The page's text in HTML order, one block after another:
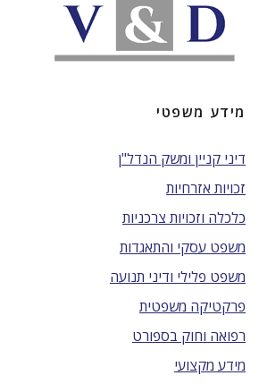
מידע משפטי
דיני קניין ומשק הנדל"ן
זכויות אזרחיות
כלכלה וזכויות צרכניות
משפט עסקי והתאגדות
משפט פלילי ודיני תנועה
פרקטיקה משפטית
רפואה וחוק בספורט
מידע מקצועי